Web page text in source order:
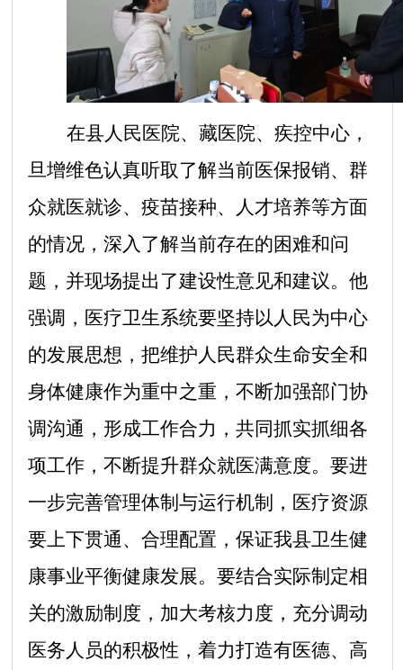
在县人民医院、藏医院、疾控中心，
旦增维色认真听取了解当前医保报销、群
众就医就诊、疫苗接种、人才培养等方面
的情况，深入了解当前存在的困难和问
题，并现场提出了建设性意见和建议。他
强调，医疗卫生系统要坚持以人民为中心
的发展思想，把维护人民群众生命安全和
身体健康作为重中之重，不断加强部门协
调沟通，形成工作合力，共同抓实抓细各
项工作，不断提升群众就医满意度。要进
一步完善管理体制与运行机制，医疗资源
要上下贯通、合理配置，保证我县卫生健
康事业平衡健康发展。要结合实际制定相
关的激励制度，加大考核力度，充分调动
医务人员的积极性，着力打造有医德、高